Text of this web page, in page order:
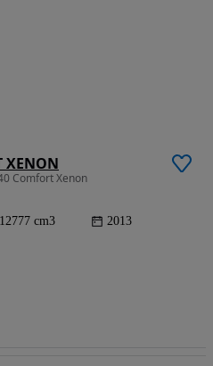
XENON
Comfort Xenon
12777 cm3 2013